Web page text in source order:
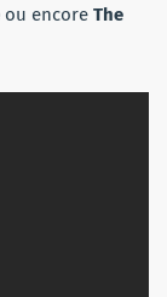
ou encore The